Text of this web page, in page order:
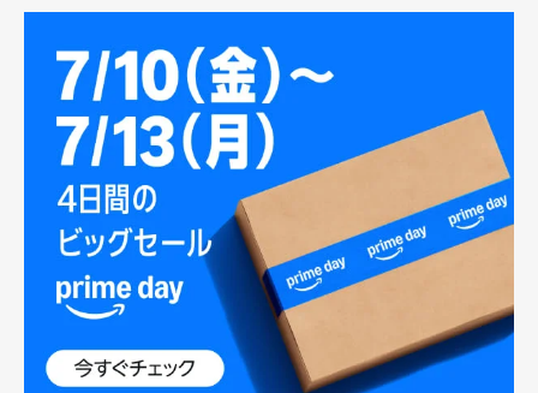
アウトドアに最適な小
型ポータブル電源を徹
底レビュー